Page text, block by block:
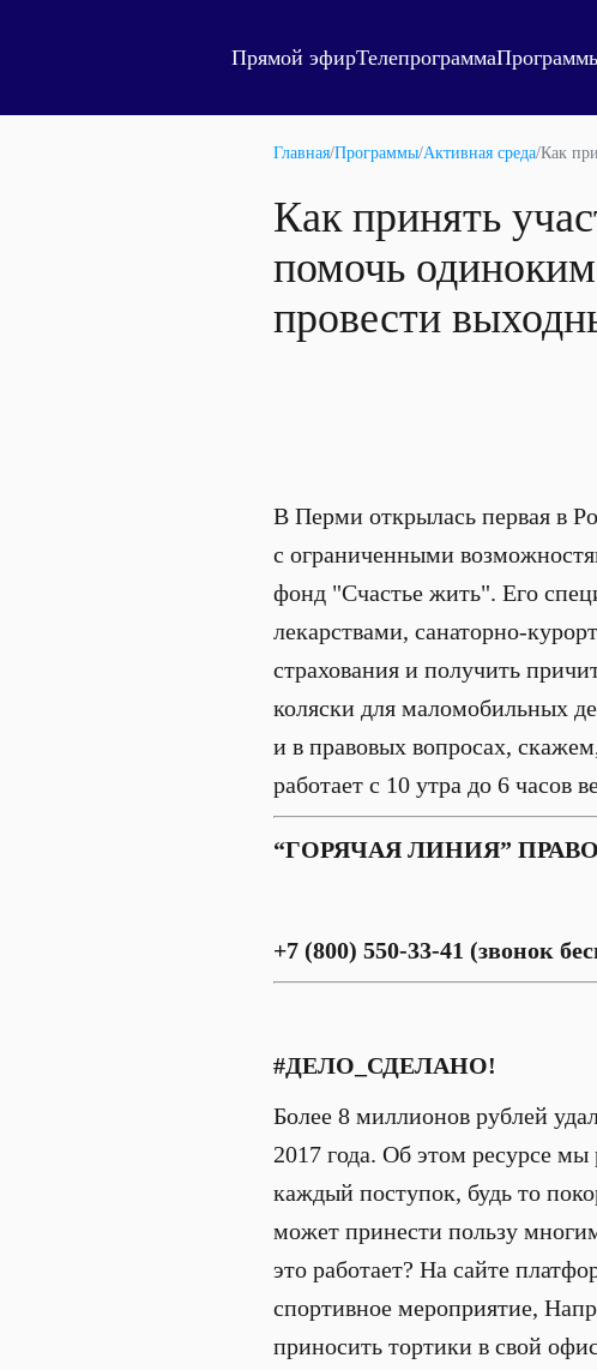
Прямой эфирТелепрограмма
Главная/Программы/Активная среда/Как
Как принять
помочь
провести
В Перми открылась первая в
с ограниченными
фонд "Счастье жить". Его
лекарствами, санаторно-
страхования и получить
коляски для маломобильных
и в правовых вопросах,
работает с 10 утра до 6 часов
“ГОРЯЧАЯ ЛИНИЯ”
+7 (800) 550-33-41 (звонок
#ДЕЛО_СДЕЛАНО!
Более 8 миллионов рублей
2017 года. Об этом ресурсе мы
каждый поступок, будь то
может принести пользу
это работает? На сайте
спортивное мероприятие,
приносить тортики в свой